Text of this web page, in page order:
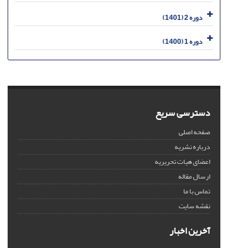
دوره 2 (1401)
دوره 1 (1400)
دسترسی سریع
صفحه اصلی
درباره نشریه
اعضای هیات تحریریه
ارسال مقاله
تماس با ما
نقشه سایت
آخرین اخبار